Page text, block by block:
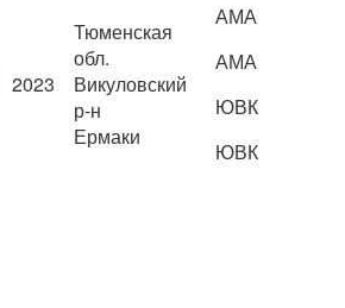
2023
Тюменская
обл.
Викуловский
р-н
Ермаки
АМА
АМА
ЮВК
ЮВК